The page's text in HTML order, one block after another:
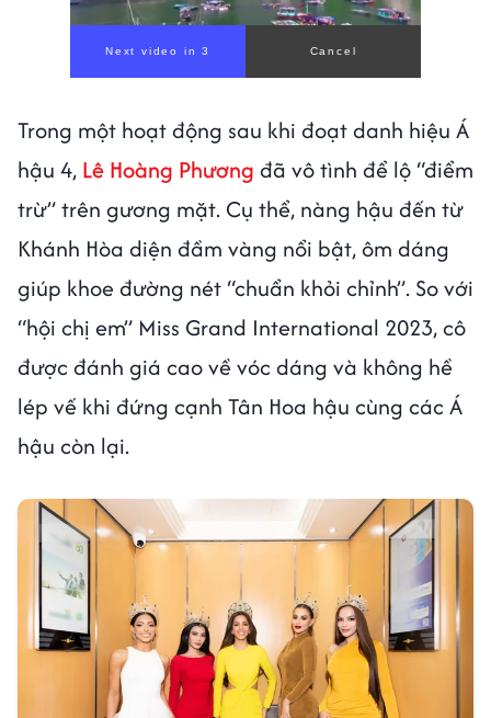
Trong một hoạt động sau khi đoạt danh hiệu Á
hậu 4, Lê Hoàng Phương đã vô tình để lộ “điểm
trừ” trên gương mặt. Cụ thể, nàng hậu đến từ
Khánh Hòa diện đầm vàng nổi bật, ôm dáng
giúp khoe đường nét “chuẩn khỏi chỉnh”. So với
“hội chị em” Miss Grand International 2023, cô
được đánh giá cao về vóc dáng và không hề
lép vế khi đứng cạnh Tân Hoa hậu cùng các Á
hậu còn lại.